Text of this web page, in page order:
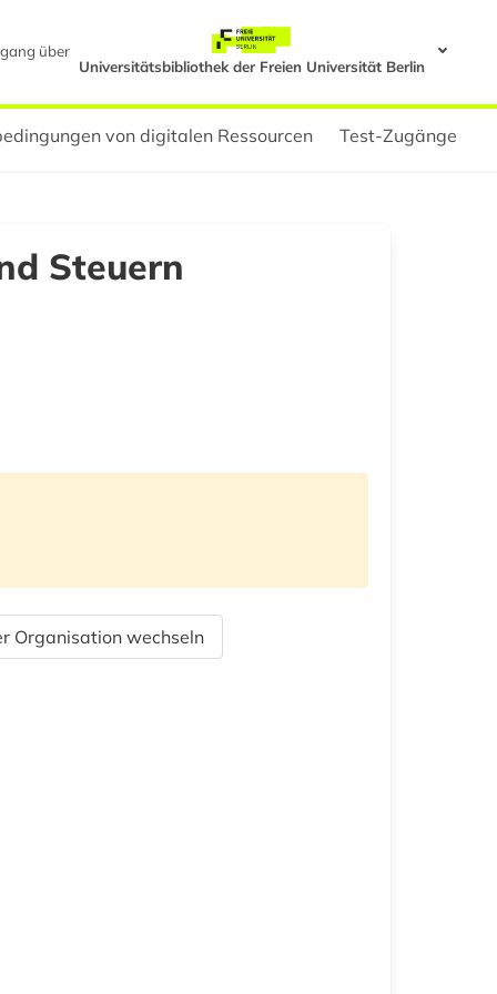
über
Universitätsbibliothek der Freien Universität Berlin
von digitalen Ressourcen Test-Zugänge
Steuern
Organisation wechseln